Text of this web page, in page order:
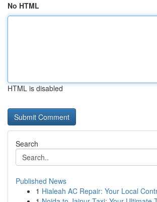
No HTML
HTML is disabled
Search
Published News
1 Hialeah AC Repair: Your Local